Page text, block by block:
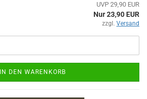
UVP 29,90 EUR
Nur 23,90 EUR
zzgl. Versand
IN DEN WARENKORB